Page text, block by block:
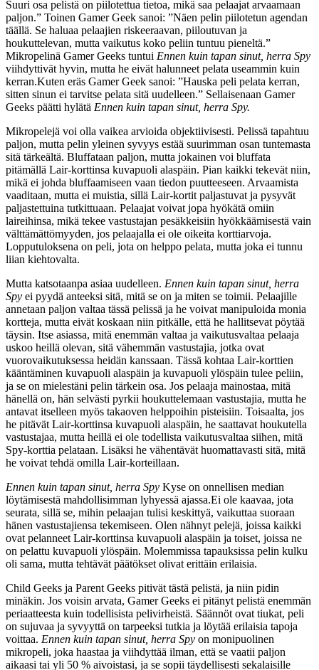
Suuri osa pelistä on piilotettua tietoa, mikä saa pelaajat arvaamaan
paljon.” Toinen Gamer Geek sanoi: ”Näen pelin piilotetun agendan
täällä. Se haluaa pelaajien riskeeraavan, piiloutuvan ja
houkuttelevan, mutta vaikutus koko peliin tuntuu pieneltä.”
Mikropelinä Gamer Geeks tuntui Ennen kuin tapan sinut, herra Spy
viihdyttivät hyvin, mutta he eivät halunneet pelata useammin kuin
kerran.Kuten eräs Gamer Geek sanoi: ”Hauska peli pelata kerran,
sitten sinun ei tarvitse pelata sitä uudelleen.” Sellaisenaan Gamer
Geeks päätti hylätä Ennen kuin tapan sinut, herra Spy.
Mikropelejä voi olla vaikea arvioida objektiivisesti. Pelissä tapahtuu
paljon, mutta pelin yleinen syvyys estää suurimman osan tuntemasta
sitä tärkeältä. Bluffataan paljon, mutta jokainen voi bluffata
pitämällä Lair-korttinsa kuvapuoli alaspäin. Pian kaikki tekevät niin,
mikä ei johda bluffaamiseen vaan tiedon puutteeseen. Arvaamista
vaaditaan, mutta ei muistia, sillä Lair-kortit paljastuvat ja pysyvät
paljastettuina tutkittuaan. Pelaajat voivat jopa hyökätä omiin
laireihinsa, mikä tekee vastustajan pesäkkeisiin hyökkäämisestä vain
välttämättömyyden, jos pelaajalla ei ole oikeita korttiarvoja.
Lopputuloksena on peli, jota on helppo pelata, mutta joka ei tunnu
liian kiehtovalta.
Mutta katsotaanpa asiaa uudelleen. Ennen kuin tapan sinut, herra
Spy ei pyydä anteeksi sitä, mitä se on ja miten se toimii. Pelaajille
annetaan paljon valtaa tässä pelissä ja he voivat manipuloida monia
kortteja, mutta eivät koskaan niin pitkälle, että he hallitsevat pöytää
täysin. Itse asiassa, mitä enemmän valtaa ja vaikutusvaltaa pelaaja
uskoo heillä olevan, sitä vähemmän vastustajia, jotka ovat
vuorovaikutuksessa heidän kanssaan. Tässä kohtaa Lair-korttien
kääntäminen kuvapuoli alaspäin ja kuvapuoli ylöspäin tulee peliin,
ja se on mielestäni pelin tärkein osa. Jos pelaaja mainostaa, mitä
hänellä on, hän selvästi pyrkii houkuttelemaan vastustajia, mutta he
antavat itselleen myös takaoven helppoihin pisteisiin. Toisaalta, jos
he pitävät Lair-korttinsa kuvapuoli alaspäin, he saattavat houkutella
vastustajaa, mutta heillä ei ole todellista vaikutusvaltaa siihen, mitä
Spy-korttia pelataan. Lisäksi he vähentävät huomattavasti sitä, mitä
he voivat tehdä omilla Lair-korteillaan.
Ennen kuin tapan sinut, herra Spy Kyse on onnellisen median
löytämisestä mahdollisimman lyhyessä ajassa.Ei ole kaavaa, jota
seurata, sillä se, mihin pelaajan tulisi keskittyä, vaikuttaa suoraan
hänen vastustajiensa tekemiseen. Olen nähnyt pelejä, joissa kaikki
ovat pelanneet Lair-korttinsa kuvapuoli alaspäin ja toiset, joissa ne
on pelattu kuvapuoli ylöspäin. Molemmissa tapauksissa pelin kulku
oli sama, mutta tehtävät päätökset olivat erittäin erilaisia.
Child Geeks ja Parent Geeks pitivät tästä pelistä, ja niin pidin
minäkin. Jos voisin arvata, Gamer Geeks ei pitänyt pelistä enemmän
periaatteesta kuin todellisista pelivirheistä. Säännöt ovat tiukat, peli
on sujuvaa ja syvyyttä on tarpeeksi tutkia ja löytää erilaisia ​​tapoja
voittaa. Ennen kuin tapan sinut, herra Spy on monipuolinen
mikropeli, joka haastaa ja viihdyttää ilman, että se vaatii paljon
aikaasi tai yli 50 % aivoistasi, ja se sopii täydellisesti sekalaisille